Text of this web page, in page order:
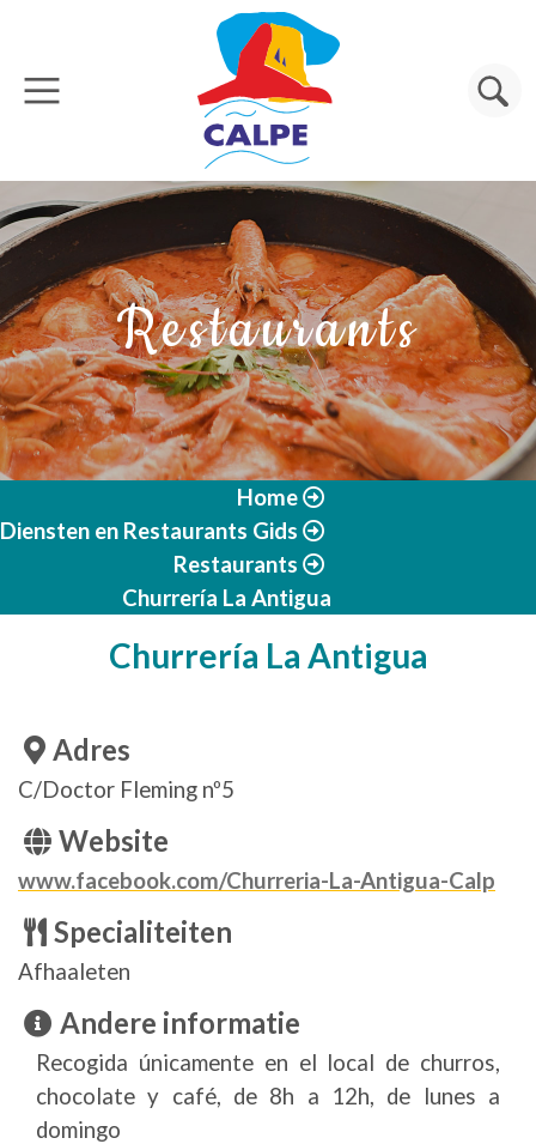
Overslaan en naar de inhoud gaan
Zoeken
Restaurants
Home
Diensten en Restaurants Gids
Restaurants
Churrería La Antigua
Churrería La Antigua
Adres
C/Doctor Fleming nº5
Website
www.facebook.com/Churreria-La-Antigua-Calp
Specialiteiten
Afhaaleten
Andere informatie
Recogida únicamente en el local de churros,
chocolate y café, de 8h a 12h, de lunes a
domingo